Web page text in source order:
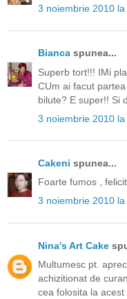
3 noiembrie 2010
Bianca spunea...
Superb tort!!! IMi
CUm ai facut
bilute? E super!! Si
3 noiembrie 2010 la
Cakeni spunea...
Foarte fumos ,
3 noiembrie 2010 la
Nina's Art Cake
Multumesc pt.
achizitionat de
cea folosita la